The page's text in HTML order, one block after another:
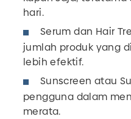
hari.
Serum dan Hair
jumlah produk yang
lebih efektif.
Sunscreen atau
pengguna dalam
merata.